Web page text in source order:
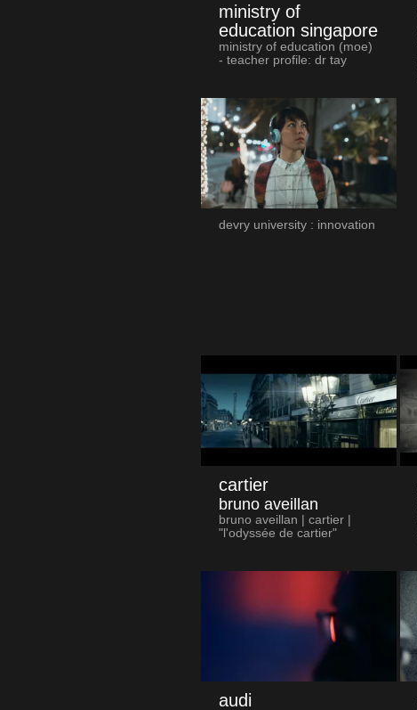
ministry of
education singapore
ministry of education (moe)
- teacher profile: dr tay
devry university : innovation
cartier
bruno aveillan
bruno aveillan | cartier |
"l'odyssée de cartier"
audi